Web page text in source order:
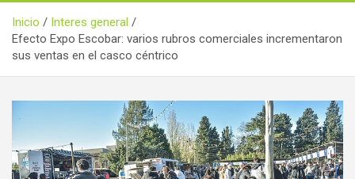
Inicio
Interes general
Efecto Expo Escobar: varios rubros comerciales incrementaron
sus ventas en el casco céntrico